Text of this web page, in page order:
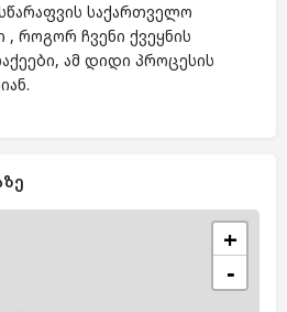
საქართველო
, როგორ ჩვენი ქვეყნის
ამ დიდი პროცესის
+
−